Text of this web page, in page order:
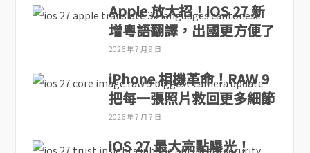
Apple 放大招！iOS 27 新
增粵語翻譯，出國更方便了
2026 年 7 月 9 日
iPhone 相機革命！RAW 9
把每一張照片救回更多細節
2026 年 7 月 7 日
iOS 27 最大亮點曝光！